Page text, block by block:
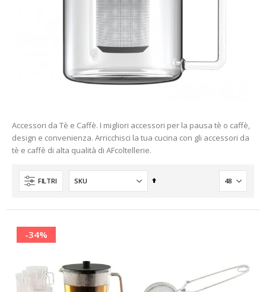
Accessori da Tè e Caffè. I migliori accessori per la pausa tè o caffè,
design e convenienza. Arricchisci la tua cucina con gli accessori da
tè e caffè di alta qualità di AFcoltellerie.
FILTRI
Imposta
-34%